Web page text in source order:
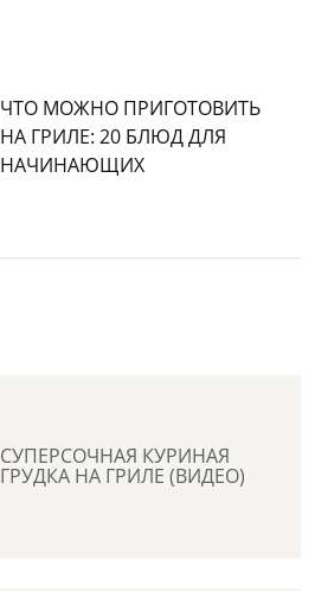
ЧТО МОЖНО ПРИГОТОВИТЬ
НА ГРИЛЕ: 20 БЛЮД ДЛЯ
НАЧИНАЮЩИХ
СУПЕРСОЧНАЯ КУРИНАЯ
ГРУДКА НА ГРИЛЕ (ВИДЕО)